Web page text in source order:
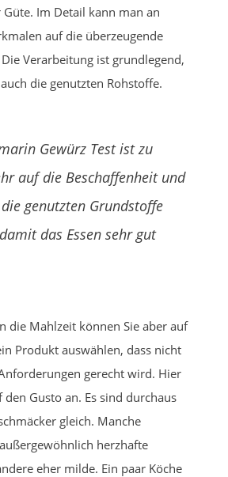
Im Detail kann man an
auf die überzeugende
Verarbeitung ist grundlegend,
die genutzten Rohstoffe.
Gewürz Test ist zu
auf die Beschaffenheit und
genutzten Grundstoffe
das Essen sehr gut
die Mahlzeit können Sie aber auf
Produkt auswählen, dass nicht
gerecht wird. Hier
Gusto an. Es sind durchaus
gleich. Manche
herzhafte
eher milde. Ein paar Köche